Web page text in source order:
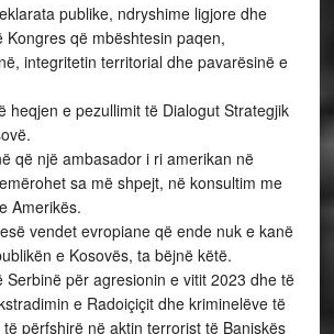
publike, ndryshime ligjore dhe
Kongres që mbështesin paqen,
integritetin territorial dhe pavarësinë e
heqjen e pezullimit të Dialogut Strategjik
që një ambasador i ri amerikan në
sa më shpejt, në konsultim me
Amerikës.
vendet evropiane që ende nuk e kanë
e Kosovës, ta bëjnë këtë.
Serbinë për agresionin e vitit 2023 dhe të
e Radoiçiçit dhe kriminelëve të
përfshirë në aktin terrorist të Banjskës